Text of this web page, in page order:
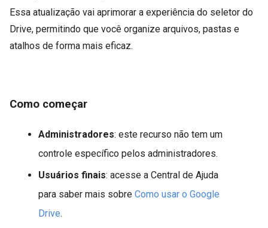
Essa atualização vai aprimorar a experiência do seletor do
Drive, permitindo que você organize arquivos, pastas e
atalhos de forma mais eficaz.
Como começar
Administradores: este recurso não tem um
controle específico pelos administradores.
Usuários finais: acesse a Central de Ajuda
para saber mais sobre Como usar o Google
Drive.